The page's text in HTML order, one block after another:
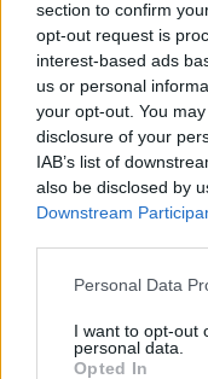
section to confirm
opt-out request is
interest-based ads
us or personal
your opt-out. You
disclosure of your
IAB’s list of
also be disclosed by
Downstream
Personal Data
I want to opt-out
personal data.
Opted In
mostrerò cosa so fare
inutili. Contro la
compleanno di mio
sentito le emozioni
questo è un bene.
crescere durante tutto
dall'inizio alla fine.
Coppa del Mondo del